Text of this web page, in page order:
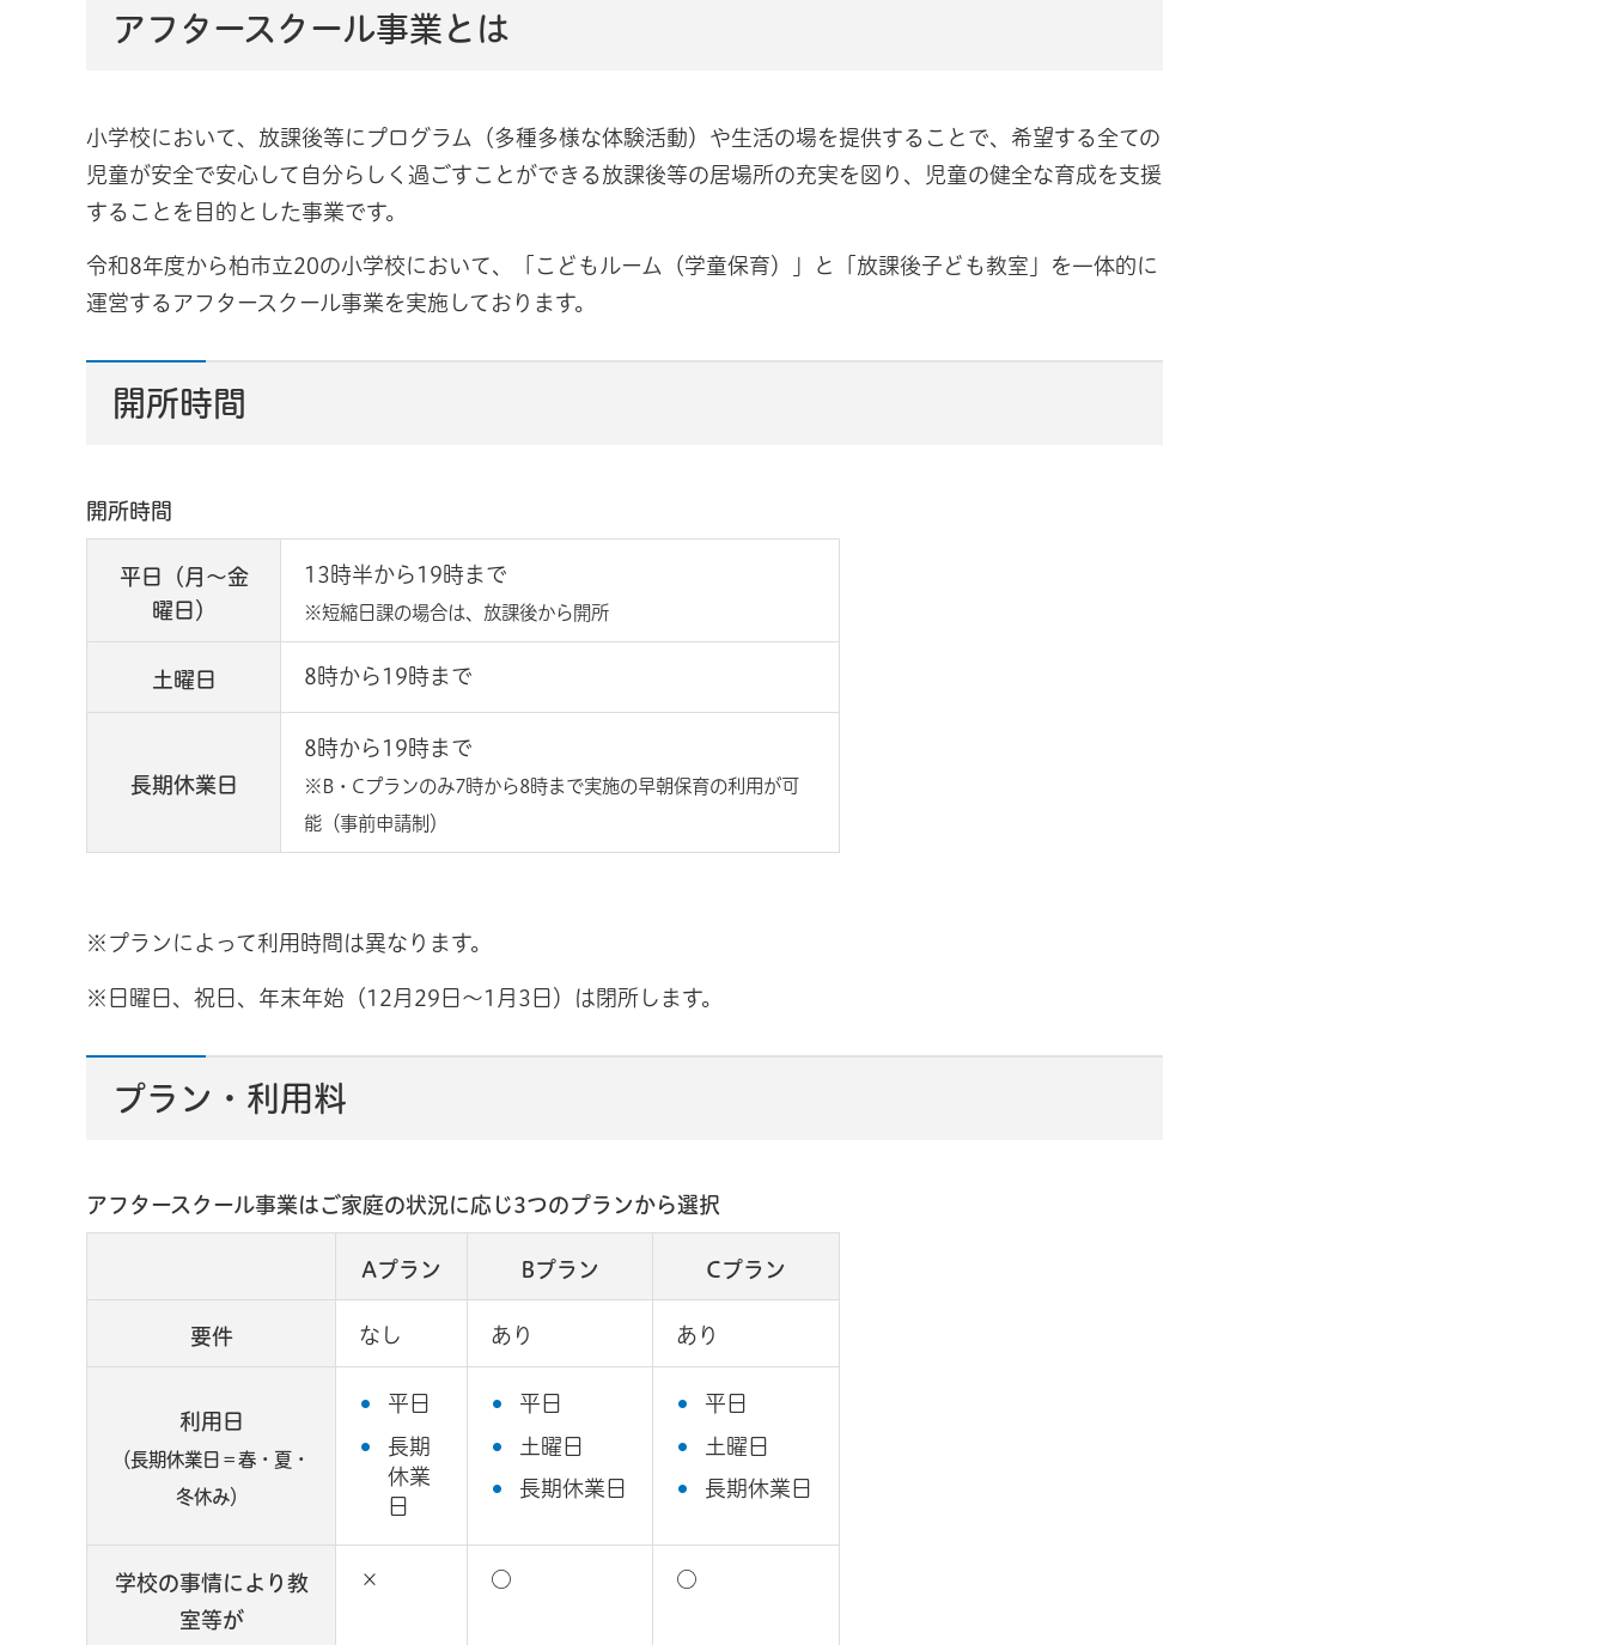
アフタースクール事業とは
小学校において、放課後等にプログラム（多種多様な体験活動）や生活の場を提供することで、希望する全ての
児童が安全で安心して自分らしく過ごすことができる放課後等の居場所の充実を図り、児童の健全な育成を支援
することを目的とした事業です。
令和8年度から柏市立20の小学校において、「こどもルーム（学童保育）」と「放課後子ども教室」を一体的に
運営するアフタースクール事業を実施しております。
開所時間
開所時間
平日（月～金
曜日）
13時半から19時まで
※短縮日課の場合は、放課後から開所
土曜日 8時から19時まで
長期休業日
8時から19時まで
※B・Cプランのみ7時から8時まで実施の早朝保育の利用が可
能（事前申請制）
※プランによって利用時間は異なります。
※日曜日、祝日、年末年始（12月29日～1月3日）は閉所します。
プラン・利用料
アフタースクール事業はご家庭の状況に応じ3つのプランから選択
Aプラン Bプラン Cプラン
要件 なし あり あり
利用日
（長期休業日 ＝春・夏・
冬休み）
平日
長期
休業
日
平日
土曜日
長期休業日
平日
土曜日
長期休業日
学校の事情により教
室等が
× ○ ○